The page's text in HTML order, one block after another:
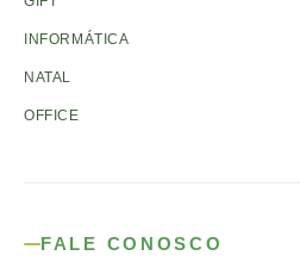
INFORMÁTICA
NATAL
OFFICE
FALE CONOSCO